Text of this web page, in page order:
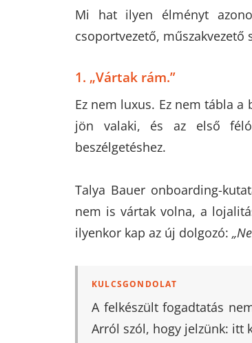
Mi hat ilyen élményt
csoportvezető, műszakvezető
1. „Vártak rám.”
Ez nem luxus. Ez nem tábla
jön valaki, és az első
beszélgetéshez.
Talya Bauer onboarding-
nem is vártak volna, a
ilyenkor kap az új dolgozó:
KULCSGONDOLAT
A felkészült fogadtatás
Arról szól, hogy jelzünk: itt